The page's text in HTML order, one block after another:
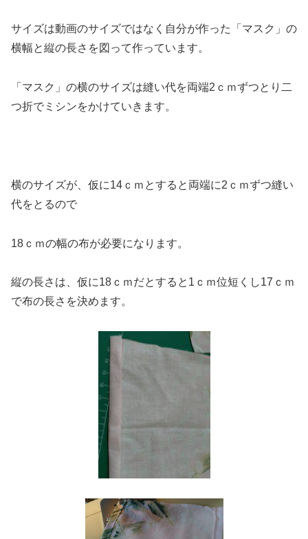
サイズは動画のサイズではなく自分が作った「マスク」の
横幅と縦の長さを図って作っています。
「マスク」の横のサイズは縫い代を両端2ｃｍずつとり二
つ折でミシンをかけていきます。
横のサイズが、仮に14ｃｍとすると両端に2ｃｍずつ縫い
代をとるので
18ｃｍの幅の布が必要になります。
縦の長さは、仮に18ｃｍだとすると1ｃｍ位短くし17ｃｍ
で布の長さを決めます。